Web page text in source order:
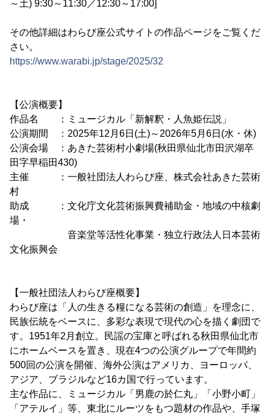
～土) 9:30～11:30／12:30～17:00]
その他詳細はわらび座公式サイトの作品ページをご覧くだ
さい。
https://www.warabi.jp/stage/2025/32
【公演概要】
作品名 ：ミュージカル「新解釈・人魚姫伝説」
公演期間 ：2025年12月6日(土)～2026年5月6日(水・休)
公演会場 ：あきた芸術村小劇場(秋田県仙北市田沢湖卒
田字早稲田430)
主催 ：一般社団法人わらび座、株式会社あきた芸術
村
助成 ：文化庁文化芸術振興費補助金・地域の中核劇
場・
音楽堂等活性化事業・独立行政法人日本芸術
文化振興会
【一般社団法人わらび座概要】
わらび座は「人の生きる糧になる芸術の創造」を理念に、
民族伝統をベースに、多彩な表現で現代の心を描く劇団で
す。1951年2月創立。民謡の宝庫と呼ばれる秋田県仙北市
にホームベースを置き、現在4つの公演グループで年間約
500回の公演を開催、海外公演はアメリカ、ヨーロッパ、
アジア、ブラジルなど16カ国で行っています。
主な作品に、ミュージカル「男鹿の於仁丸」「小野小町」
「アテルイ」等、東北にルーツをもつ題材の作品や、手塚